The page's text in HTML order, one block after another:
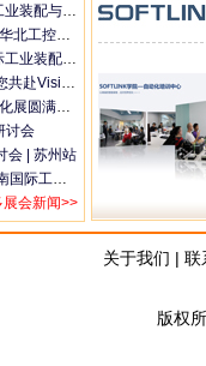
技术展览会
专用计算机亮相
（AMTS）约定您
视觉行业发展新机遇
满收官！
讨会
会 | 苏州站
化展就位！
展会新闻>>
关于我们 | 联
版权